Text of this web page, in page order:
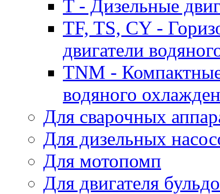
T - Дизельные
TF, TS, CY -
двигатели
TNM -
водяного
Для сварочных
Для дизельных
Для мотопомп
Для двигателя